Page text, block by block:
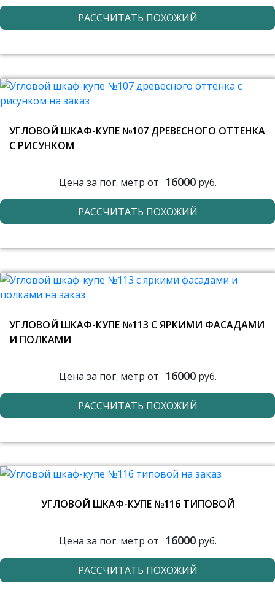
РАССЧИТАТЬ ПОХОЖИЙ
УГЛОВОЙ ШКАФ-КУПЕ №107 ДРЕВЕСНОГО ОТТЕНКА
С РИСУНКОМ
Цена за пог. метр от 16000руб.
РАССЧИТАТЬ ПОХОЖИЙ
УГЛОВОЙ ШКАФ-КУПЕ №113 С ЯРКИМИ ФАСАДАМИ
И ПОЛКАМИ
Цена за пог. метр от 16000руб.
РАССЧИТАТЬ ПОХОЖИЙ
УГЛОВОЙ ШКАФ-КУПЕ №116 ТИПОВОЙ
Цена за пог. метр от 16000руб.
РАССЧИТАТЬ ПОХОЖИЙ